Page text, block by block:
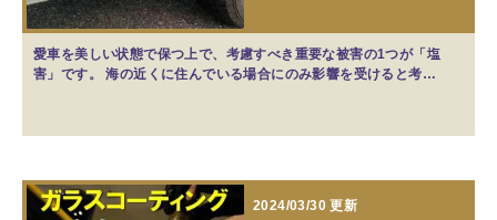
愛車を美しい状態で保つ上で、考慮すべき重要な被害の1つが「塩
害」です。 海の近くに住んでいる場合にのみ影響を受けると考…
2024/03/30 更新